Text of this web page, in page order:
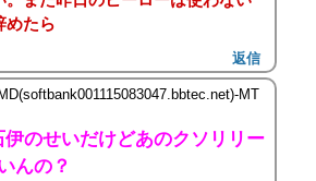
めたら
返信
MT
のせいだけどあのクソリリー
んの？